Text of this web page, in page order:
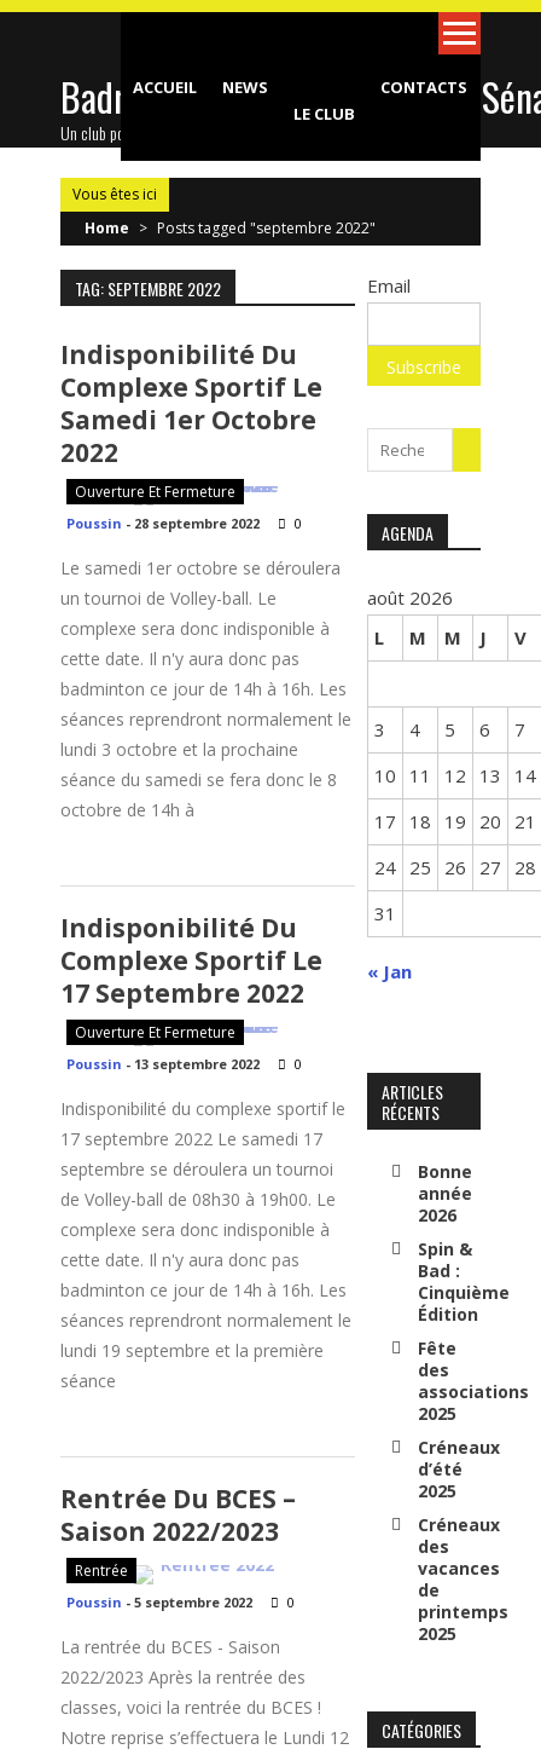
Skip
contentBadminton Club d'Epinay-sous-
Un club pour toute la famille !
ACCUEIL
NEWS
LE CLUB
CONTACTS
Vous êtes ici
Home > Posts tagged "septembre 2022"
TAG: SEPTEMBRE 2022
Indisponibilité Du
Complexe Sportif Le
Samedi 1er Octobre
2022
Ouverture Et Fermeture
Poussin - 28 septembre 2022 0
Le samedi 1er octobre se déroulera
un tournoi de Volley-ball. Le
complexe sera donc indisponible à
cette date. Il n'y aura donc pas
badminton ce jour de 14h à 16h. Les
séances reprendront normalement le
lundi 3 octobre et la prochaine
séance du samedi se fera donc le 8
octobre de 14h à
Indisponibilité Du
Complexe Sportif Le
17 Septembre 2022
Ouverture Et Fermeture
Poussin - 13 septembre 2022 0
Indisponibilité du complexe sportif le
17 septembre 2022 Le samedi 17
septembre se déroulera un tournoi
de Volley-ball de 08h30 à 19h00. Le
complexe sera donc indisponible à
cette date. Il n'y aura donc pas
badminton ce jour de 14h à 16h. Les
séances reprendront normalement le
lundi 19 septembre et la première
séance
Rentrée Du BCES –
Saison 2022/2023
Rentrée
Poussin - 5 septembre 2022 0
La rentrée du BCES - Saison
2022/2023 Après la rentrée des
classes, voici la rentrée du BCES !
Notre reprise s’effectuera le Lundi 12
Email
for:
AGENDA
août 2026
L
M M J V
3 4 5 6
7
10
11 12 13
14
17
18 19 20
21
24 25 26 27
28
31
« Jan
ARTICLES
RÉCENTS
Bonne
année
2026
Spin &
Bad :
Cinquième
Édition
Fête
des
associations
2025
Créneaux
d’été
2025
Créneaux
des
vacances
de
printemps
2025
CATÉGORIES